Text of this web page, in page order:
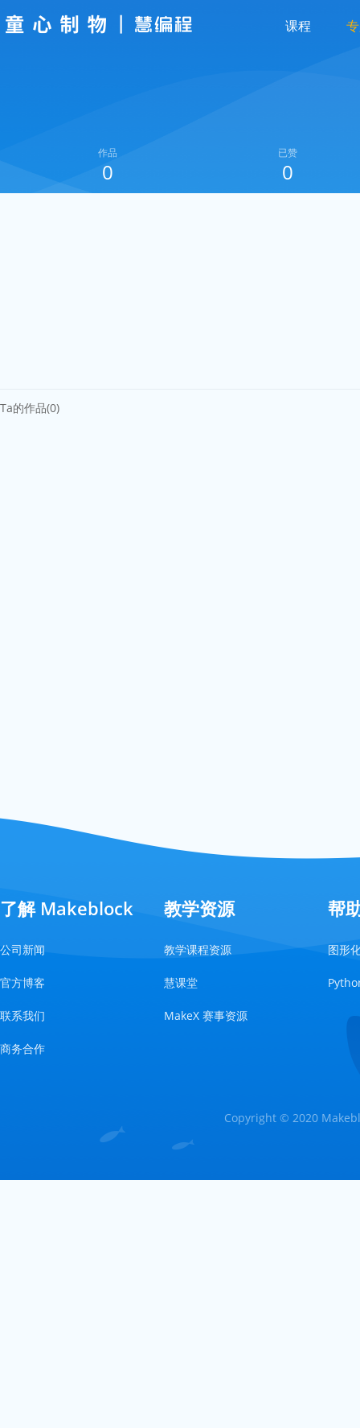
课程
作品
0
已赞
0
Ta的作品(0)
了解 Makeblock
公司新闻
官方博客
联系我们
商务合作
教学资源
教学课程资源
慧课堂
MakeX 赛事资源
帮
图形
Copyright © 2020